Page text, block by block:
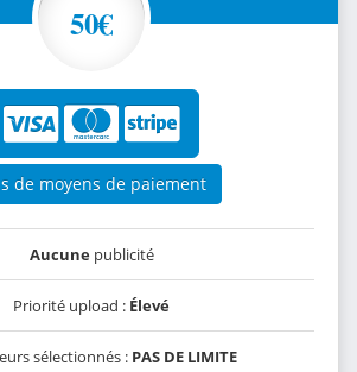
50€
de moyens de paiement
Aucunepublicité
Priorité upload : Élevé
sélectionnés : PAS DE LIMITE